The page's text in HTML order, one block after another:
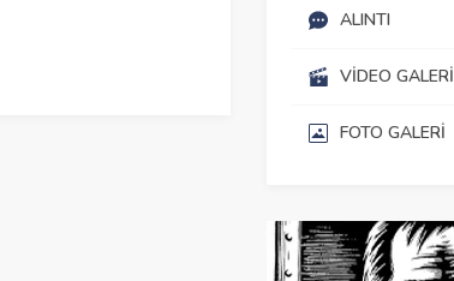
ALINTI
VIDEO GALERI
FOTO GALERI